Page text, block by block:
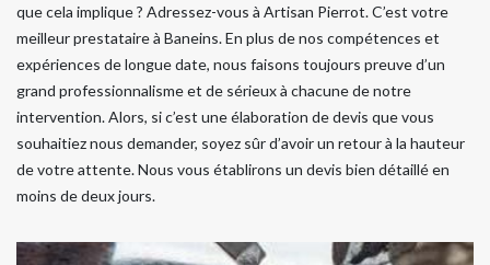
que cela implique ? Adressez-vous à Artisan Pierrot. C’est votre
meilleur prestataire à Baneins. En plus de nos compétences et
expériences de longue date, nous faisons toujours preuve d’un
grand professionnalisme et de sérieux à chacune de notre
intervention. Alors, si c’est une élaboration de devis que vous
souhaitiez nous demander, soyez sûr d’avoir un retour à la hauteur
de votre attente. Nous vous établirons un devis bien détaillé en
moins de deux jours.